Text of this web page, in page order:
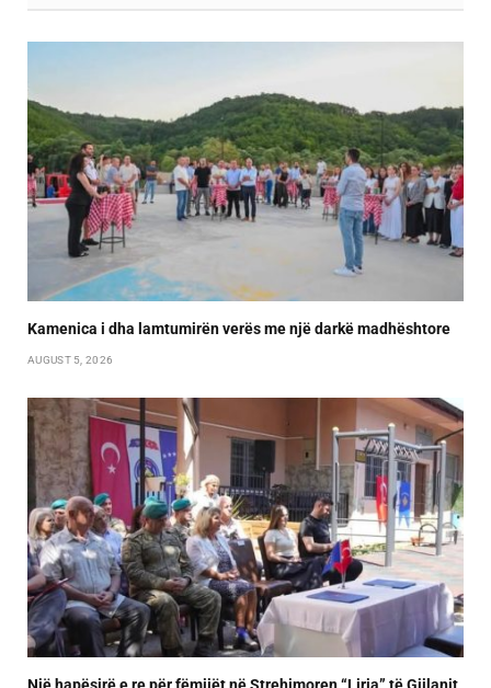
Kamenica i dha lamtumirën verës me një darkë madhështore
AUGUST 5, 2026